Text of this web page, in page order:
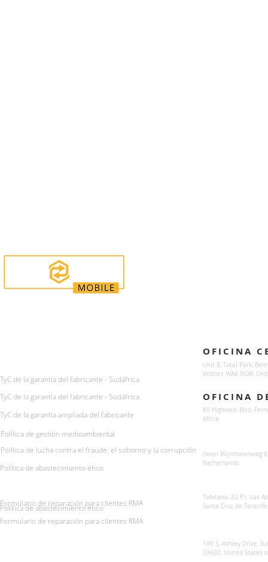
TyC de la garantía del fabricante - Sudáfrica
TyC de la garantía del fabricante - Sudáfrica
TyC de la garantía ampliada del fabricante
Política de gestión medioambiental
Política de lucha contra el fraude, el soborno y la corrupción
Política de abastecimiento ético
Formulario de reparación para clientes RMA
Formulario de reparación para clientes RMA
Política de abastecimiento ético
OFICINA
Unit 8, Total Park,
Widnes WA8 0GW,
OFICINA
80 Highview Blvd,
Africa.
Henri Wijnmalenweg
Netherlands.
Tafetana, 32 P.I. Las
Santa Cruz de Tenerife
100 S. Ashley Drive,
33602, United States